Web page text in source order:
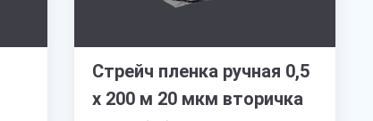
Стрейч пленка ручная 0,5
х 200 м 20 мкм вторичка